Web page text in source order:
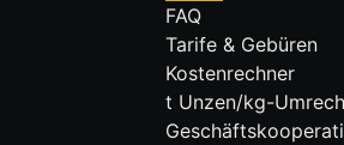
FAQ
Tarife & Gebüren
Kostenrechner
t Unzen/kg-